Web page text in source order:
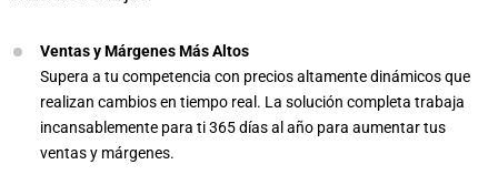
Ventas y Márgenes Más Altos
Supera a tu competencia con precios altamente dinámicos que
realizan cambios en tiempo real. La solución completa trabaja
incansablemente para ti 365 días al año para aumentar tus
ventas y márgenes.